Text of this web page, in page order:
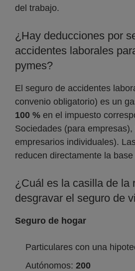
del trabajo.
¿Hay deducciones por
accidentes laborales
pymes?
El seguro de accidentes
convenio obligatorio) es un
100 % en el impuesto
Sociedades (para
empresarios individuales).
reducen directamente la
¿Cuál es la casilla de la
desgravar el seguro de
Seguro de hogar
Particulares con una
Autónomos: 200